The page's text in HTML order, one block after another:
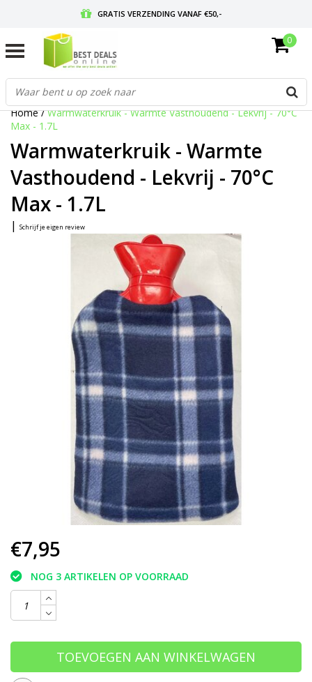
GRATIS VERZENDING VANAF €50,-
GRATIS RETOURNEREN EN 30 DAGEN BEDENKTIJD
0
Home/Warmwaterkruik - Warmte Vasthoudend - Lekvrij - 70°C
Max - 1.7L
Warmwaterkruik - Warmte
Vasthoudend - Lekvrij - 70°C
Max - 1.7L
| Schrijf je eigen review
€7,95
NOG 3 ARTIKELEN OP VOORRAAD
TOEVOEGEN AAN WINKELWAGEN